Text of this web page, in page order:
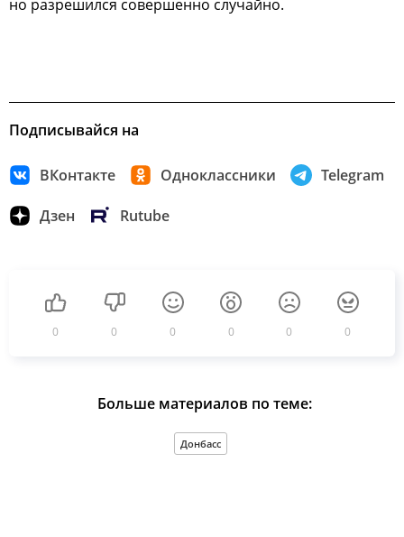
но разрешился совершенно случайно.
Подписывайся на
ВКонтакте Одноклассники Telegram
Дзен Rutube
0 0 0 0 0 0
Больше материалов по теме:
Донбасс